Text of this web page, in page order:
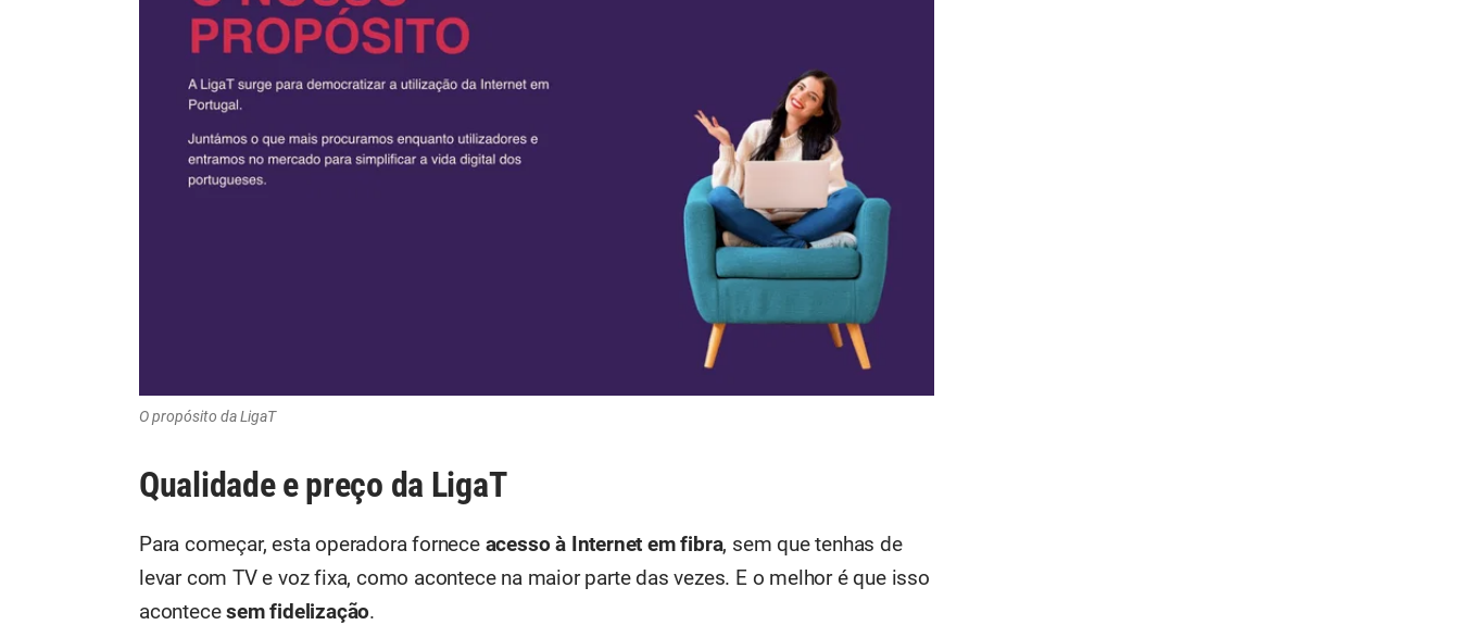
O propósito da LigaT
Qualidade e preço da LigaT
Para começar, esta operadora fornece acesso à Internet em fibra, sem que tenhas de
levar com TV e voz fixa, como acontece na maior parte das vezes. E o melhor é que isso
acontecesem fidelização.